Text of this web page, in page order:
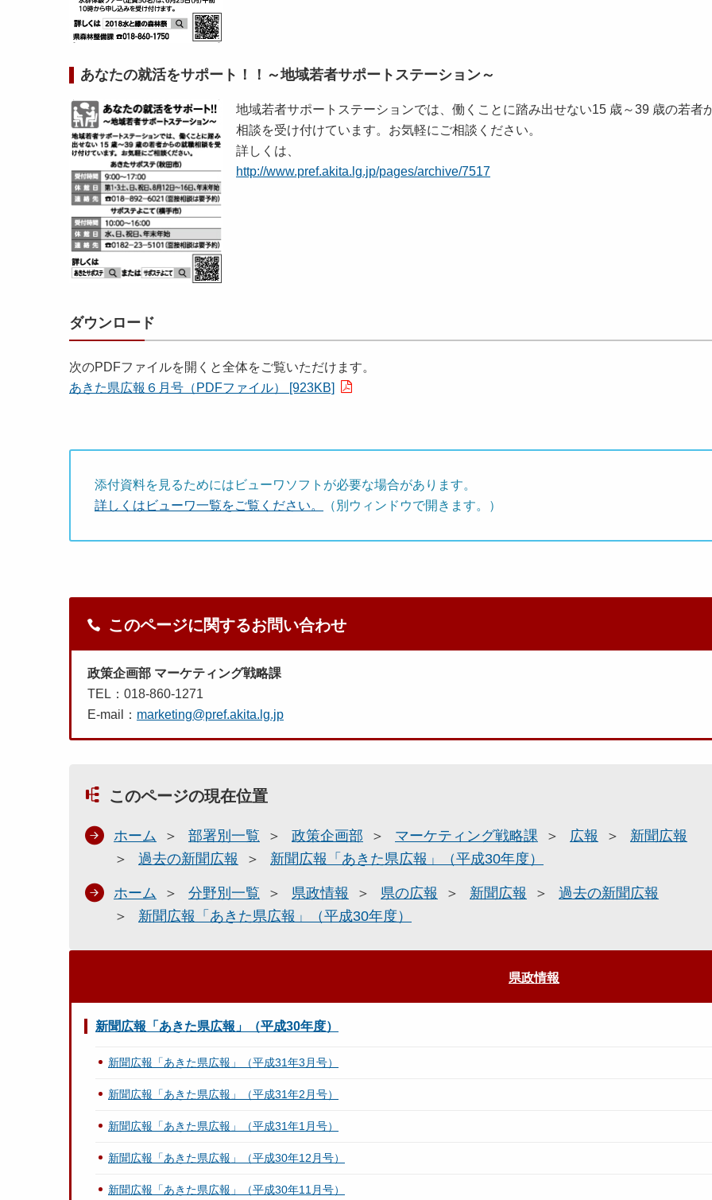
あなたの就活をサポート！！～地域若者サポートステーション～
地域若者サポートステーションでは、働くことに踏み出せない15 歳～39 歳の若者
相談を受け付けています。お気軽にご相談ください。
詳しくは、
http://www.pref.akita.lg.jp/pages/archive/7517
ダウンロード
次のPDFファイルを開くと全体をご覧いただけます。
あきた県広報６月号（PDFファイル） [923KB]
添付資料を見るためにはビューワソフトが必要な場合があります。
詳しくはビューワ一覧をご覧ください。
（別ウィンドウで開きます。）
このページに関するお問い合わせ
政策企画部 マーケティング戦略課
TEL：018-860-1271
E-mail： marketing@pref.akita.lg.jp
このページの現在位置
ホーム 部署別一覧 政策企画部 マーケティング戦略課 広報
新聞広報
過去の新聞広報
新聞広報「あきた県広報」（平成30年度）
ホーム 分野別一覧 県政情報 県の広報 新聞広報
過去の新聞広報
新聞広報「あきた県広報」（平成30年度）
県政情報
新聞広報「あきた県広報」（平成30年度）
新聞広報「あきた県広報」（平成31年3月号）
新聞広報「あきた県広報」（平成31年2月号）
新聞広報「あきた県広報」（平成31年1月号）
新聞広報「あきた県広報」（平成30年12月号）
新聞広報「あきた県広報」（平成30年11月号）